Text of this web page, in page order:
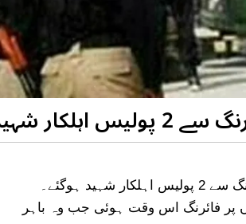
شہید
خیبرپختونخوا کے ضلع صوابی میں نامعلوم موٹرسائیکل سواروں کی فائرنگ سے 2 پولیس اہلکار شہید ہوگئے۔
پر فائرنگ اس وقت ہوئی جب وہ باہر